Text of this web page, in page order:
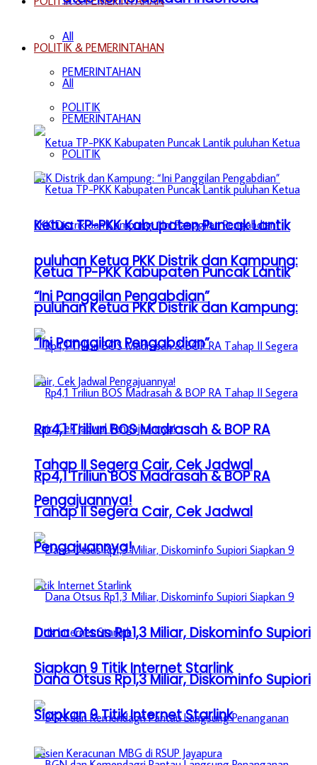
All
PEMERINTAHAN
POLITIK
Ketua TP-PKK Kabupaten Puncak Lantik
puluhan Ketua PKK Distrik dan Kampung:
“Ini Panggilan Pengabdian”
Rp4,1 Triliun BOS Madrasah & BOP RA
Tahap II Segera Cair, Cek Jadwal
Pengajuannya!
Dana Otsus Rp1,3 Miliar, Diskominfo Supiori
Siapkan 9 Titik Internet Starlink
POLITIK & PEMERINTAHAN
All
PEMERINTAHAN
POLITIK
Ketua TP-PKK Kabupaten Puncak Lantik
puluhan Ketua PKK Distrik dan Kampung:
“Ini Panggilan Pengabdian”
Rp4,1 Triliun BOS Madrasah & BOP RA
Tahap II Segera Cair, Cek Jadwal
Pengajuannya!
Dana Otsus Rp1,3 Miliar, Diskominfo Supiori
Siapkan 9 Titik Internet Starlink